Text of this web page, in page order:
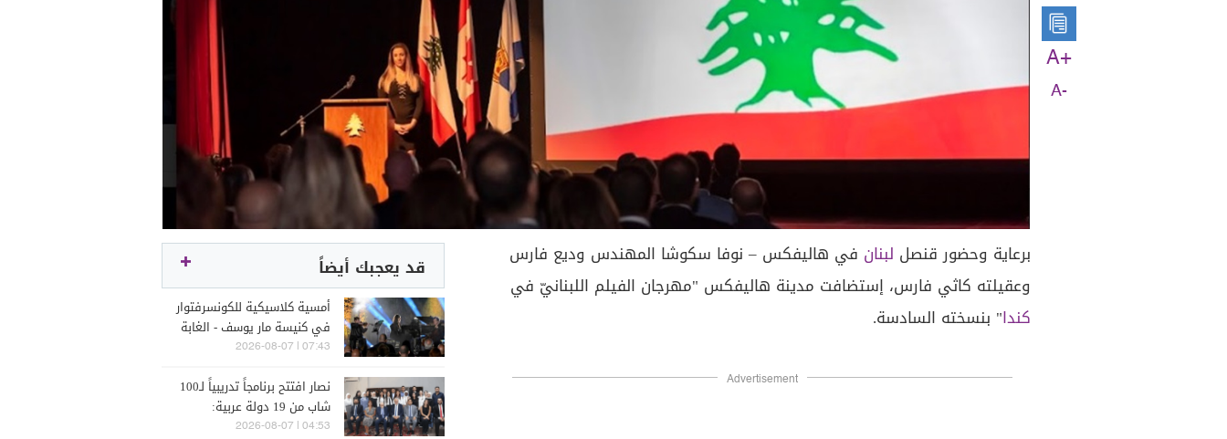
A+
A-
برعاية وحضور قنصل لبنان في هاليفكس – نوفا سكوشا المهندس وديع فارس
وعقيلته كاثي فارس، إستضافت مدينة هاليفكس "مهرجان الفيلم اللبنانيّ في
كندا" بنسخته السادسة.
Advertisement
قد يعجبك أيضاً
أمسية كلاسيكية للكونسرفتوار
في كنيسة مار يوسف - الغابة
07:43 | 2026-08-07
نصار افتتح برنامجاً تدريبياً لـ100
شاب من 19 دولة عربية:
القانون ليس مجرد نصوص
04:53 | 2026-08-07